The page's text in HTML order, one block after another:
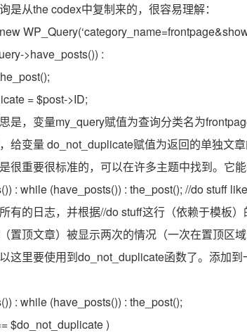
是从the codex中复制来的，很容易理解：
>have_posts()) :
= $post->ID;
是，变量my_query赋值为查询分类名为
给变量 do_not_duplicate赋值为返回的单独文
很重要很标准的，可以在许多主题中找到。它能
: while (have_posts()) : the_post(); //do stuff
有的日志，并根据//do stuff这行（依赖于模板
置顶文章）被显示两次的情况（一次在置顶区
这里要使用到do_not_duplicate函数了。添加
: while (have_posts()) : the_post();
$do_not_duplicate )